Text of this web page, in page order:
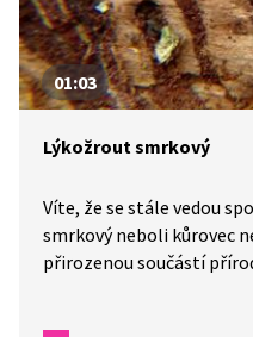
01:03
Lýkožrout smrkový
Víte, že se stále vedou
smrkový neboli kůrovec
přirozenou součástí